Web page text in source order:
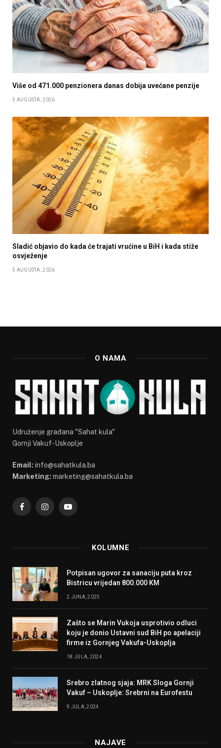
Više od 471.000 penzionera danas dobija uvećane penzije
5 AUGUSTA, 2026
Sladić objavio do kada će trajati vrućine u BiH i kada stiže
osvježenje
5 AUGUSTA, 2026
O NAMA
Udruženje građana "Sahat kula"
Gornji Vakuf-Uskoplje
Email: info@sahatkula.ba
Marketing: marketing@sahatkula.ba
FacebookInstagramYouTube
KOLUMNE
Potpisan ugovor za sanaciju puta kroz
Bistricu vrijedan 800.000 KM
2 JUNA, 2025
Zašto se Marin Vukoja usprotivio odluci
koju je donio Ustavni sud BiH po apelaciji
firme iz Gornjeg Vakufa-Uskoplja
18 JULA, 2024
Srebro zlatnog sjaja: MRK Sloga Gornji
Vakuf – Uskoplje: Srebrni na Eurofestu
9 JULA, 2024
NAJAVE